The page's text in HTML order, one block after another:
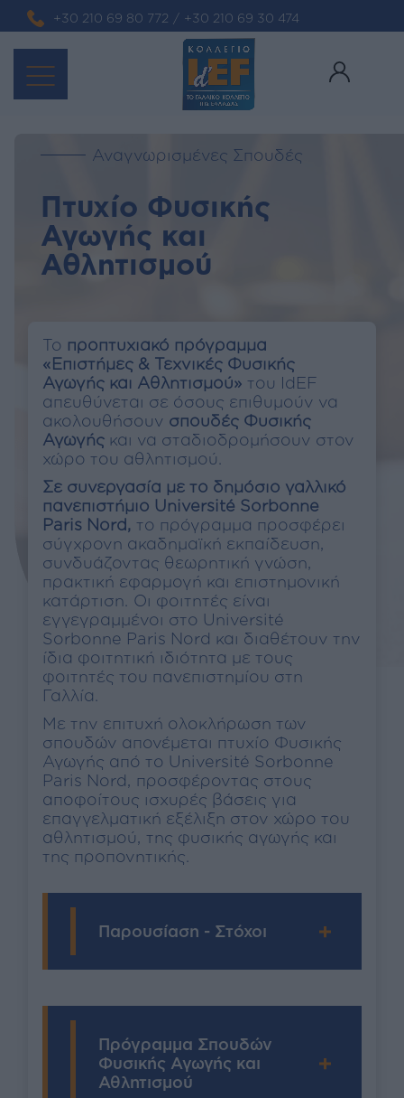
+30 210 69 80 772 / +30 210 69 30 474
Αναγνωρισμένες Σπουδές
Πτυχίο Φυσικής
Αγωγής και
Αθλητισμού
Το προπτυχιακό πρόγραμμα
«Επιστήμες & Τεχνικές Φυσικής
Αγωγής και Αθλητισμού» του IdEF
απευθύνεται σε όσους επιθυμούν να
ακολουθήσουν σπουδές Φυσικής
Αγωγής και να σταδιοδρομήσουν στον
χώρο του αθλητισμού.
Σε συνεργασία με το δημόσιο γαλλικό
πανεπιστήμιο Université Sorbonne
Paris Nord, το πρόγραμμα προσφέρει
σύγχρονη ακαδημαϊκή εκπαίδευση,
συνδυάζοντας θεωρητική γνώση,
πρακτική εφαρμογή και επιστημονική
κατάρτιση. Οι φοιτητές είναι
εγγεγραμμένοι στο Université
Sorbonne Paris Nord και διαθέτουν την
ίδια φοιτητική ιδιότητα με τους
φοιτητές του πανεπιστημίου στη
Γαλλία.
Με την επιτυχή ολοκλήρωση των
σπουδών απονέμεται πτυχίο Φυσικής
Αγωγής από το Université Sorbonne
Paris Nord, προσφέροντας στους
αποφοίτους ισχυρές βάσεις για
επαγγελματική εξέλιξη στον χώρο του
αθλητισμού, της φυσικής αγωγής και
της προπονητικής.
Παρουσίαση - Στόχοι
Πρόγραμμα Σπουδών
Φυσικής Αγωγής και
Αθλητισμού